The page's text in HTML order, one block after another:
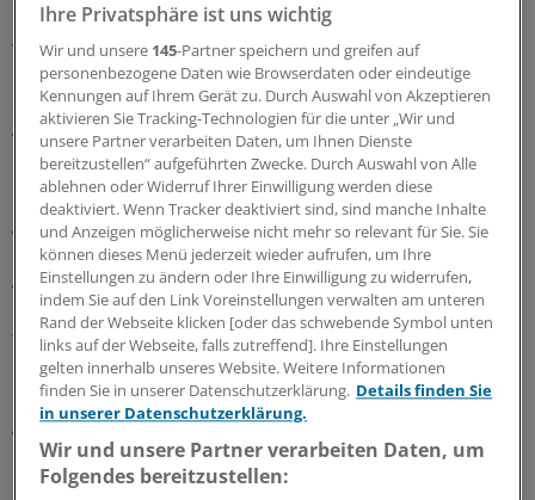
Hackerangriff auf den Verein „Arbeitsgemeinschaft
Wirtschaftlichkeitsprüfung Niedersachsen“ (Arwini)
Daten abgegriffen wurden. Zudem sei bestätigt worden,
dass eine Gruppierung Namens „Kairos“ für die Tat
verantwortlich sei. Dabei handelt es sich um eine
Gruppe, die Erpressungs-Trojaner (sogenannte
Ransomware) einsetzt. Diese verschlüsseln Daten und
geben sie erst nach Lösegeldzahlung frei.
Arwini wird von der KV Niedersachsen und den
Landesverbänden der Krankenkassen getragen und ist
für die Durchführung von Wirtschaftlichkeitsprüfungen
in der vertragsärztlichen Versorgung verantwortlich. Die
KV hatte Ende Mai auf den Cyberangriff aufmerksam
gemacht.
LESEN SIE AUCH
Ihre Privatsphäre ist uns wichtig
Wir und unsere 145-Partner speichern und greifen auf
personenbezogene Daten wie Browserdaten oder eindeutige
Kennungen auf Ihrem Gerät zu. Durch Auswahl von Akzeptieren
aktivieren Sie Tracking-Technologien für die unter „Wir und
unsere Partner verarbeiten Daten, um Ihnen Dienste
bereitzustellen“ aufgeführten Zwecke. Durch Auswahl von Alle
ablehnen oder Widerruf Ihrer Einwilligung werden diese
deaktiviert. Wenn Tracker deaktiviert sind, sind manche Inhalte
und Anzeigen möglicherweise nicht mehr so relevant für Sie. Sie
können dieses Menü jederzeit wieder aufrufen, um Ihre
Einstellungen zu ändern oder Ihre Einwilligung zu widerrufen,
indem Sie auf den Link Voreinstellungen verwalten am unteren
Rand der Webseite klicken [oder das schwebende Symbol unten
links auf der Webseite, falls zutreffend]. Ihre Einstellungen
gelten innerhalb unseres Website. Weitere Informationen
finden Sie in unserer Datenschutzerklärung. Details finden Sie
in unserer Datenschutzerklärung.
Wir und unsere Partner verarbeiten Daten, um
Folgendes bereitzustellen: